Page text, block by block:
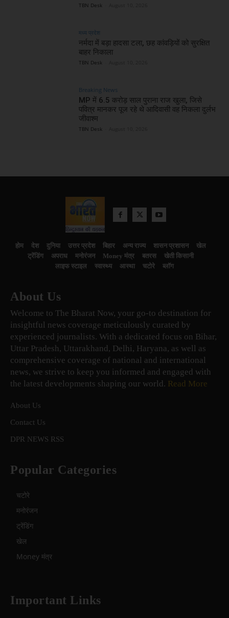
TBN Desk
मध्य प्रदेश
नर्मदा में बड़ा हादसा टला, छह कांवड़ियों को सुरक्षित
बाहर निकाला
TBN Desk
Breaking News
MP में 6.5 करोड़ साल पुराना राज खुला, जिसे
पवित्र मानकर पूज रहे थे आदिवासी वह निकला दुर्लभ
जीवाश्म
TBN Desk
होम देश दुनिया उत्तर प्रदेश बिहार अन्य राज्य शासन प्रशासन
खेल
ट्रेंडिंग
अपराध मनोरंजन Money मंत्र बतरस
खेती किसानी
लाइफ स्टाइल
स्वास्थ्य आस्था चटोरे ब्लॉग
About Us
Welcome to The Bharat Now, your go-to destination for
insightful news coverage meticulously curated by
experienced journalists. With a dedicated focus on Bihar,
Uttar Pradesh, Uttarakhand, Delhi, Haryana, as well as
comprehensive coverage of national and international
news, we strive to keep you informed and engaged with
the latest developments shaping our world. Read More
About Us
Contact Us
DPR NEWS RSS
Popular Categories
चटोरे
मनोरंजन
ट्रेंडिंग
खेल
Money मंत्र
Important Links